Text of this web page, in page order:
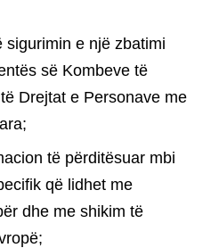
sigurimin e një zbatimi
së Kombeve të
Drejtat e Personave me
të përditësuar mbi
që lidhet me
dhe me shikim të